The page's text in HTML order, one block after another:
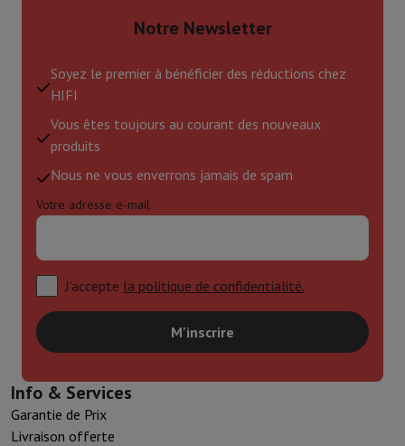
Notre Newsletter
Soyez le premier à bénéficier des réductions chez
HIFI
Vous êtes toujours au courant des nouveaux
produits
Nous ne vous enverrons jamais de spam
Votre adresse e-mail
J'accepte la politique de confidentialité.
M'inscrire
Info & Services
Garantie de Prix
Livraison offerte